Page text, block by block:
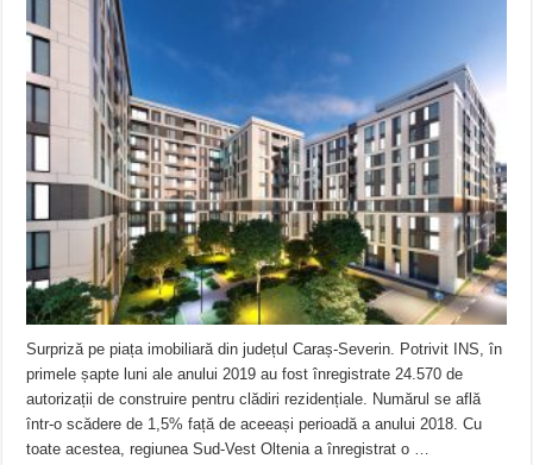
Surpriză pe piața imobiliară din județul Caraș-Severin. Potrivit INS, în
primele șapte luni ale anului 2019 au fost înregistrate 24.570 de
autorizații de construire pentru clădiri rezidențiale. Numărul se află
într-o scădere de 1,5% față de aceeași perioadă a anului 2018. Cu
toate acestea, regiunea Sud-Vest Oltenia a înregistrat o …